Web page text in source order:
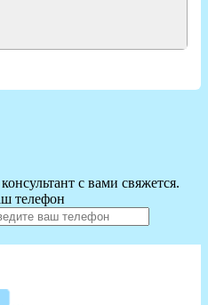
с вами свяжется.
телефон